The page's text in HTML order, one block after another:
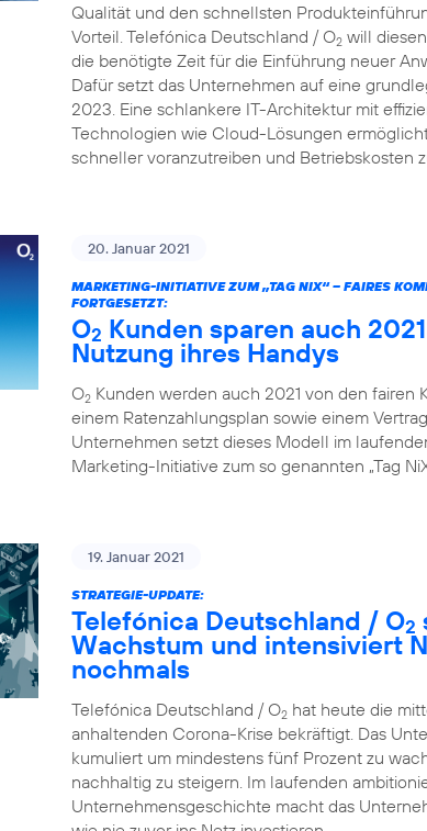
Qualität und den schnellsten
Vorteil. Telefónica Deutschland / O2 will
die benötigte Zeit für die Einführung neuer
Dafür setzt das Unternehmen auf eine
2023. Eine schlankere IT-Architektur mit
Technologien wie Cloud-Lösungen
schneller voranzutreiben und Betriebskosten
20. Januar 2021
MARKETING-INITIATIVE ZUM „TAG NIX“ – FAIRES
FORTGESETZT:
O2 Kunden sparen auch
Nutzung ihres Handys
O2 Kunden werden auch 2021 von den fairen
einem Ratenzahlungsplan sowie einem
Unternehmen setzt dieses Modell im
Marketing-Initiative zum so genannten „Tag
19. Januar 2021
STRATEGIE-UPDATE:
Telefónica Deutschland / O2
Wachstum und intensiviert
nochmals
Telefónica Deutschland / O2 hat heute die
anhaltenden Corona-Krise bekräftigt. Das
kumuliert um mindestens fünf Prozent zu
nachhaltig zu steigern. Im laufenden
Unternehmensgeschichte macht das